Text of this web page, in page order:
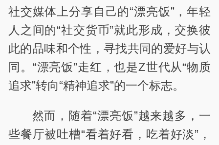
社交媒体上分享自己的“漂亮饭”，年轻
人之间的“社交货币”就此形成，交换彼
此的品味和个性，寻找共同的爱好与认
同。“漂亮饭”走红，也是Z世代从“物质
追求”转向“精神追求”的一个标志。
然而，随着“漂亮饭”越来越多，一
些餐厅被吐槽“看着好看，吃着好淡”，